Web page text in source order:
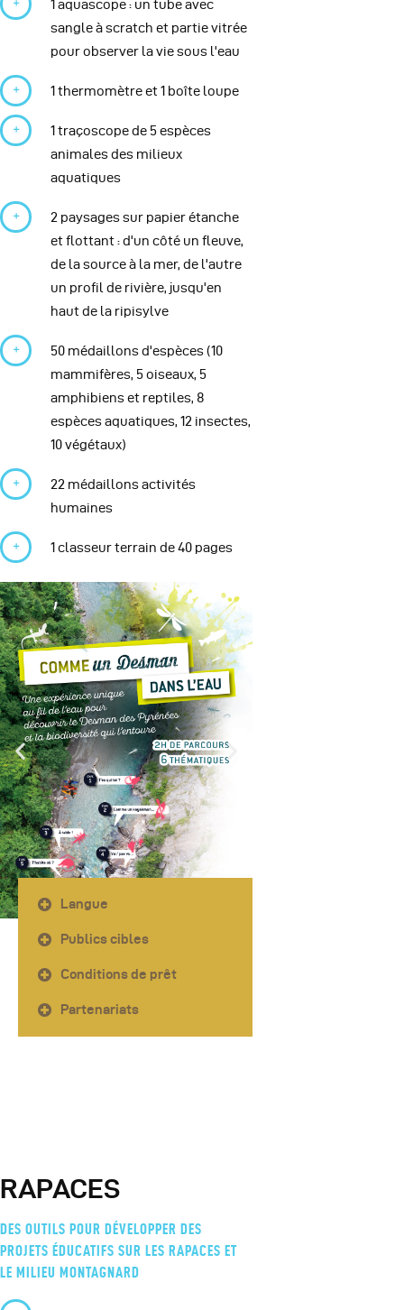
1 aquascope : un tube avec
sangle à scratch et partie vitrée
pour observer la vie sous l'eau
1 thermomètre et 1 boîte loupe
1 traçoscope de 5 espèces
animales des milieux
aquatiques
2 paysages sur papier étanche
et flottant : d'un côté un fleuve,
de la source à la mer, de l'autre
un profil de rivière, jusqu'en
haut de la ripisylve
50 médaillons d'espèces (10
mammifères, 5 oiseaux, 5
amphibiens et reptiles, 8
espèces aquatiques, 12 insectes,
10 végétaux)
22 médaillons activités
humaines
1 classeur terrain de 40 pages
Langue
Publics cibles
Conditions de prêt
Partenariats
RAPACES
DES OUTILS POUR DÉVELOPPER DES
PROJETS ÉDUCATIFS SUR LES RAPACES ET
LE MILIEU MONTAGNARD